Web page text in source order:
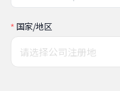
国家/地区
请选择公司注册地